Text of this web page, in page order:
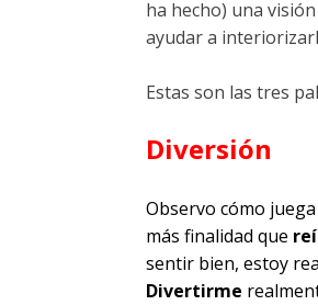
ha hecho) una
ayudar a
Estas son las tres
Diversión
Observo cómo
más finalidad que
sentir bien, estoy
Divertirme